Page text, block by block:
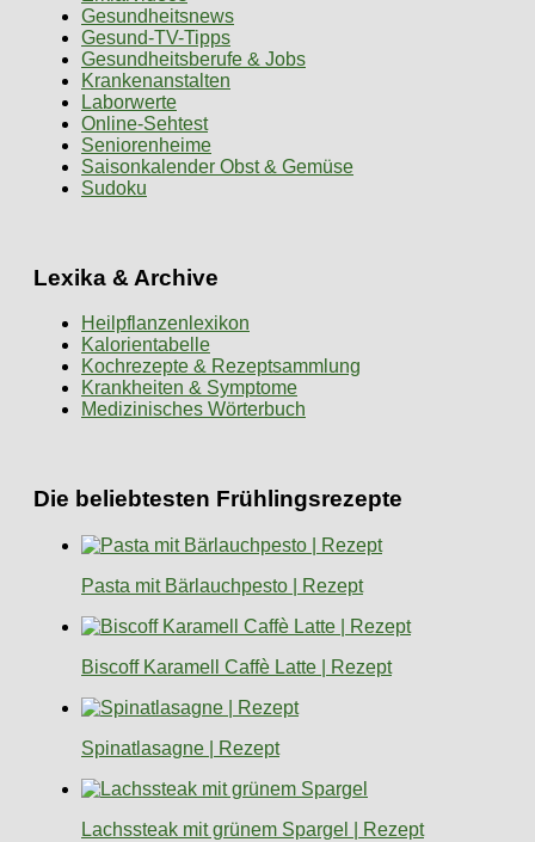
Gesundheitsnews
Gesund-TV-Tipps
Gesundheitsberufe & Jobs
Krankenanstalten
Laborwerte
Online-Sehtest
Seniorenheime
Saisonkalender Obst & Gemüse
Sudoku
Lexika & Archive
Heilpflanzenlexikon
Kalorientabelle
Kochrezepte & Rezeptsammlung
Krankheiten & Symptome
Medizinisches Wörterbuch
Die beliebtesten Frühlingsrezepte
Pasta mit Bärlauchpesto | Rezept
Biscoff Karamell Caffè Latte | Rezept
Spinatlasagne | Rezept
Lachssteak mit grünem Spargel | Rezept